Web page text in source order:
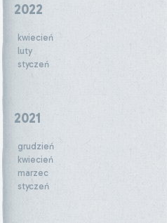
2022
kwiecień
luty
styczeń
2021
grudzień
kwiecień
marzec
styczeń